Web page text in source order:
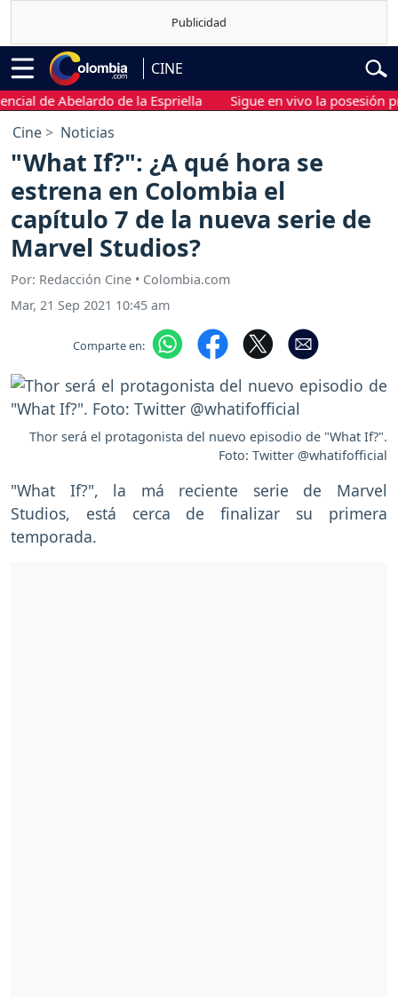
CINE
Abelardo de la Espriella Sigue en vivo la posesión
Cine Noticias
"What If?": ¿A qué hora se
estrena en Colombia el
capítulo 7 de la nueva serie de
Marvel Studios?
Por: Redacción Cine • Colombia.com
Mar, 21 Sep 2021 10:45 am
Comparte en:
Thor será el protagonista del nuevo episodio de "What If?".
Foto: Twitter @whatifofficial
"What If?", la má reciente serie de Marvel
Studios, está cerca de finalizar su primera
temporada.